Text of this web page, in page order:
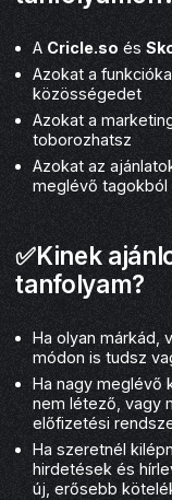
A Cricle.so és
Azokat a
közösségedet
Azokat a
toborozhatsz
Azokat az
meglévő tagokból
✅Kinek
tanfolyam?
Ha olyan márkád,
módon is tudsz
Ha nagy meglévő
nem létező, vagy
előfizetési
Ha szeretnél
hirdetések és
új, erősebb